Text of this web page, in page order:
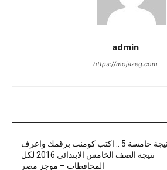
admin
https://mojazeg.com
نتيجة خامسة 5 .. اكتب كومنت برقمك واعرف
نتيجة الصف الخامس الابتدائي 2016 لكل
المحافظات – موجز مصر